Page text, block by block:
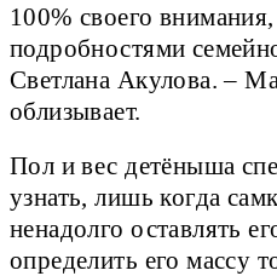
100% своего
подробностями
Светлана Акулова. –
облизывает.
Пол и вес детёныша
узнать, лишь когда
ненадолго оставлять
определить его массу